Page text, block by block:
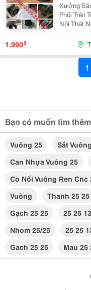
Xưởng
Phối Trên
Nội Thât
Gọn, Tai
Ngàm
1.990₫
1
Bạn có muốn tìm thêm
Vuông 25 Sắt
Can Nhựa Vuông 25
Co Nối Vuông Ren Cnc
Vuông
Thanh 25 25
Gạch 25 25
25 25
Nhom 25/25
25 25
Gach 25 25
Mau 25